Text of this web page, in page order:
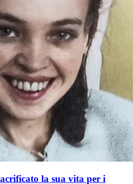
la sua vita per i